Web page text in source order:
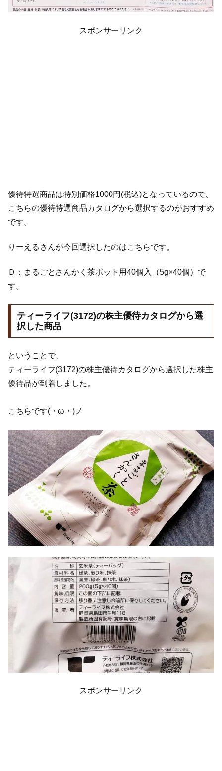
スポンサーリンク
優待特選商品は特別価格1000円(税込)となっているので、
こちらの優待特選商品カタログから選択するのがおすすめ
です。
りーえるさんが今回選択したのはこちらです。
Ｄ：まるごとさんかく茶ポット用40個入（5g×40個）で
す。
ティーライフ(3172)の株主優待カタログから選
択した商品
ということで、
ティーライフ(3172)の株主優待カタログから選択した株主
優待品が到着しました。
こちらです(・ω・)ノ
スポンサーリンク